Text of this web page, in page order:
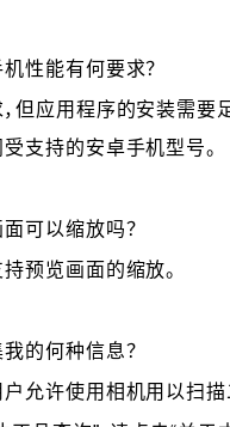
性能有何要求？
但应用程序的安装需要
支持的安卓手机型号。
可以缩放吗？
预览画面的缩放。
的何种信息？
允许使用相机用以扫